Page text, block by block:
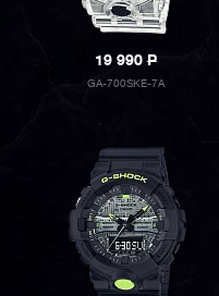
19 990P
GA-700SKE-7A